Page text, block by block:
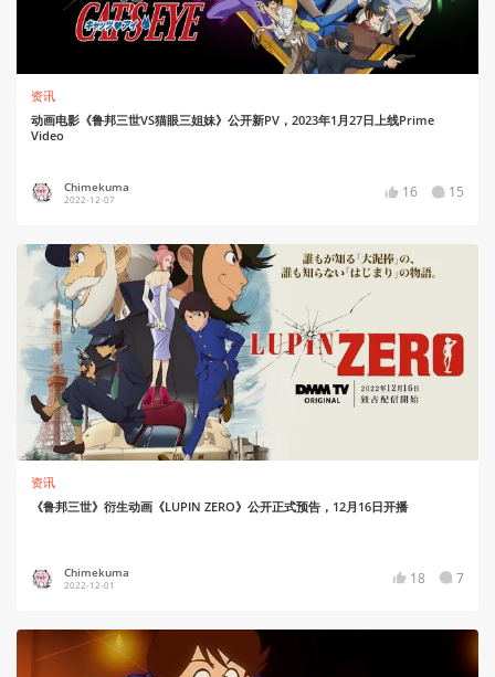
资讯
动画电影《鲁邦三世VS猫眼三姐妹》公开新PV，2023年1月27日上线Prime
Video
Chimekuma
2022-12-07 16 15
资讯
《鲁邦三世》衍生动画《LUPIN ZERO》公开正式预告，12月16日开播
Chimekuma
2022-12-01 18 7